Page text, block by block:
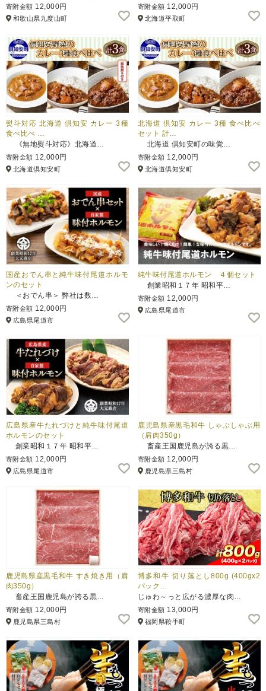
寄附金額 12,000円
和歌山県九度山町
寄附金額 12,000円
北海道平取町
熨斗対応 北海道 倶知安 カレー 3種
食べ比べ …
《無地熨斗対応》北海道…
寄附金額 12,000円
北海道倶知安町
北海道 倶知安 カレー 3種 食べ比べ
セット 計…
北海道 倶知安町の味覚…
寄附金額 12,000円
北海道倶知安町
国産おでん串と純牛味付尾道ホルモ
ンのセット
＜おでん串＞ 弊社は数…
寄附金額 12,000円
広島県尾道市
純牛味付尾道ホルモン ４個セット
創業昭和１７年 昭和平…
寄附金額 12,000円
広島県尾道市
広島県産牛たれづけと純牛味付尾道
ホルモンのセット
創業昭和１７年 昭和平…
寄附金額 12,000円
広島県尾道市
鹿児島県産黒毛和牛 しゃぶしゃぶ用
（肩肉350g）
畜産王国鹿児島が誇る黒…
寄附金額 12,000円
鹿児島県三島村
鹿児島県産黒毛和牛 すき焼き用（肩
肉350g）
畜産王国鹿児島が誇る黒…
寄附金額 12,000円
鹿児島県三島村
博多和牛 切り落とし800g (400gx2
パック…
じゅわ～っと広がる濃厚な肉…
寄附金額 13,000円
福岡県鞍手町